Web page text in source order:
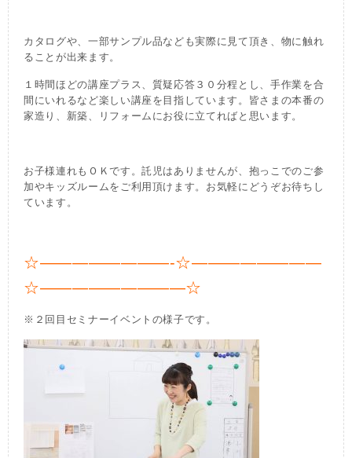
カタログや、一部サンプル品なども実際に見て頂き、物に触れ
ることが出来ます。
１時間ほどの講座プラス、質疑応答３０分程とし、手作業を合
間にいれるなど楽しい講座を目指しています。皆さまの本番の
家造り、新築、リフォームにお役に立てればと思います。
お子様連れもＯＫです。託児はありませんが、抱っこでのご参
加やキッズルームをご利用頂けます。お気軽にどうぞお待ちし
ています。
☆————————-☆————————
☆—————————☆
※２回目セミナーイベントの様子です。